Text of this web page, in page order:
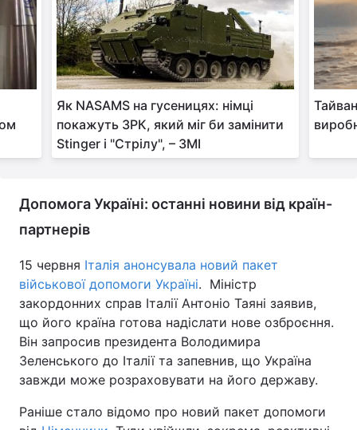
Як NASAMS на гусеницях: німці
покажуть ЗРК, який міг би замінити
Stinger і "Стрілу", – ЗМІ
Допомога Україні: останні новини від країн-
партнерів
15 червня Італія анонсувала новий пакет
військової допомоги Україні. Міністр
закордонних справ Італії Антоніо Таяні заявив,
що його країна готова надіслати нове озброєння.
Він запросив президента Володимира
Зеленського до Італії та запевнив, що Україна
завжди може розраховувати на його державу.
Раніше стало відомо про новий пакет допомоги